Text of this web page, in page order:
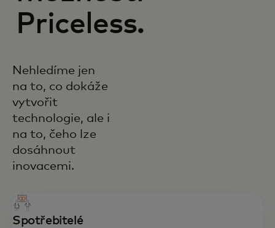
Priceless.
Nehledíme jen
na to, co dokáže
vytvořit
technologie, ale i
na to, čeho lze
dosáhnout
inovacemi.
Spotřebitelé